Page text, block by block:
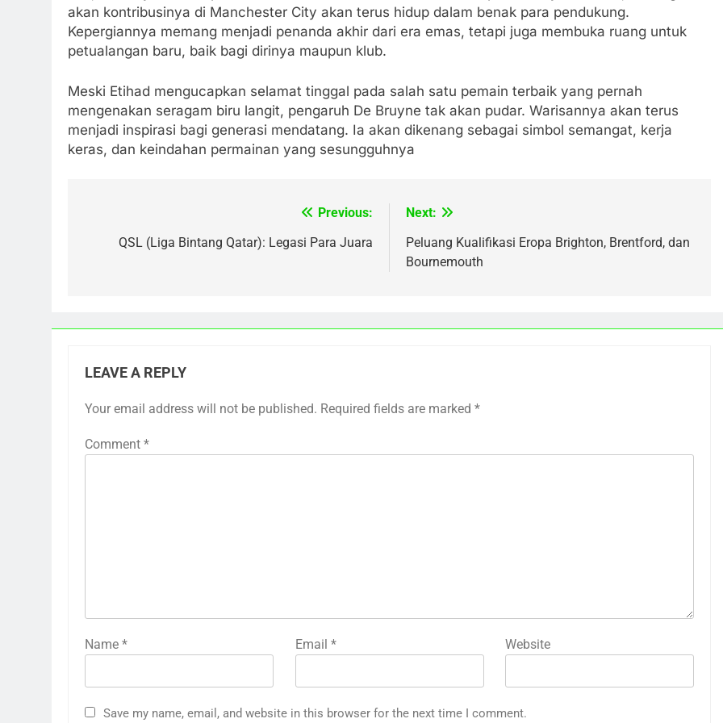
akan kontribusinya di Manchester City akan terus hidup dalam benak para pendukung.
Kepergiannya memang menjadi penanda akhir dari era emas, tetapi juga membuka ruang untuk
petualangan baru, baik bagi dirinya maupun klub.
Meski Etihad mengucapkan selamat tinggal pada salah satu pemain terbaik yang pernah
mengenakan seragam biru langit, pengaruh De Bruyne tak akan pudar. Warisannya akan terus
menjadi inspirasi bagi generasi mendatang. Ia akan dikenang sebagai simbol semangat, kerja
keras, dan keindahan permainan yang sesungguhnya
navigation
Previous:
QSL (Liga Bintang Qatar): Legasi Para Juara
Next:
Peluang Kualifikasi Eropa Brighton, Brentford, dan
Bournemouth
LEAVE A REPLY
Your email address will not be published. Required fields are marked *
Comment *
Name * Email * Website
Save my name, email, and website in this browser for the next time I comment.